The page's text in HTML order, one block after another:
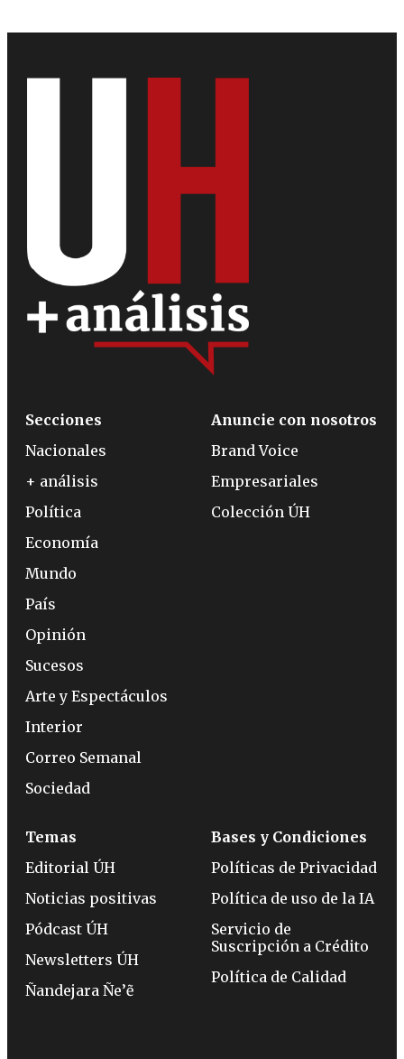
Secciones
Nacionales
+ análisis
Política
Economía
Mundo
País
Opinión
Sucesos
Arte y Espectáculos
Interior
Correo Semanal
Sociedad
Anuncie con nosotros
Brand Voice
Empresariales
Colección ÚH
Temas
Editorial ÚH
Noticias positivas
Pódcast ÚH
Newsletters ÚH
Ñandejara Ñe’ẽ
Bases y Condiciones
Políticas de Privacidad
Política de uso de la IA
Servicio de
Suscripción a Crédito
Política de Calidad